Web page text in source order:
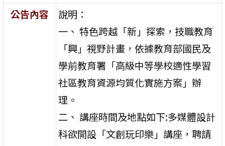
公告內容
說明：
一、 特色跨越「新」探索，技職教育
「興」視野計畫，依據教育部國民及
學前教育署「高級中等學校適性學習
社區教育資源均質化實施方案」辦
理。
二、 講座時間及地點如下:多媒體設計
科欲開設「文創玩印樂」講座，聘請